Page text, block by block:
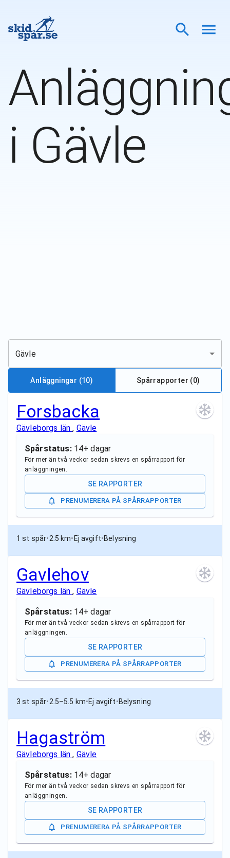
i Gävle
Gävle
Anläggningar (10) Spårrapporter (0)
Forsbacka
Gävleborgs län, Gävle
Spårstatus: 14+ dagar
För mer än två veckor sedan skrevs en spårrapport för
anläggningen.
SE RAPPORTER
PRENUMERERA PÅ SPÅRRAPPORTER
1 st spår•2.5 km• Ej avgift•Belysning
Gavlehov
Gävleborgs län, Gävle
Spårstatus: 14+ dagar
För mer än två veckor sedan skrevs en spårrapport för
anläggningen.
SE RAPPORTER
PRENUMERERA PÅ SPÅRRAPPORTER
3 st spår•2.5–5.5 km•Ej avgift•Belysning
Hagaström
Gävleborgs län, Gävle
Spårstatus: 14+ dagar
För mer än två veckor sedan skrevs en spårrapport för
anläggningen.
SE RAPPORTER
PRENUMERERA PÅ SPÅRRAPPORTER